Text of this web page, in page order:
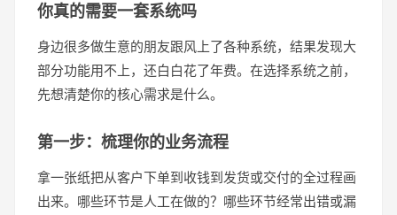
你真的需要一套系统吗
身边很多做生意的朋友跟风上了各种系统，结果发现大
部分功能用不上，还白白花了年费。在选择系统之前，
先想清楚你的核心需求是什么。
第一步：梳理你的业务流程
拿一张纸把从客户下单到收钱到发货或交付的全过程画
出来。哪些环节是人工在做的？哪些环节经常出错或漏